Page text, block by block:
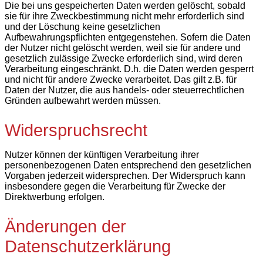
Die bei uns gespeicherten Daten werden gelöscht, sobald
sie für ihre Zweckbestimmung nicht mehr erforderlich sind
und der Löschung keine gesetzlichen
Aufbewahrungspflichten entgegenstehen. Sofern die Daten
der Nutzer nicht gelöscht werden, weil sie für andere und
gesetzlich zulässige Zwecke erforderlich sind, wird deren
Verarbeitung eingeschränkt. D.h. die Daten werden gesperrt
und nicht für andere Zwecke verarbeitet. Das gilt z.B. für
Daten der Nutzer, die aus handels- oder steuerrechtlichen
Gründen aufbewahrt werden müssen.
Widerspruchsrecht
Nutzer können der künftigen Verarbeitung ihrer
personenbezogenen Daten entsprechend den gesetzlichen
Vorgaben jederzeit widersprechen. Der Widerspruch kann
insbesondere gegen die Verarbeitung für Zwecke der
Direktwerbung erfolgen.
Änderungen der
Datenschutzerklärung